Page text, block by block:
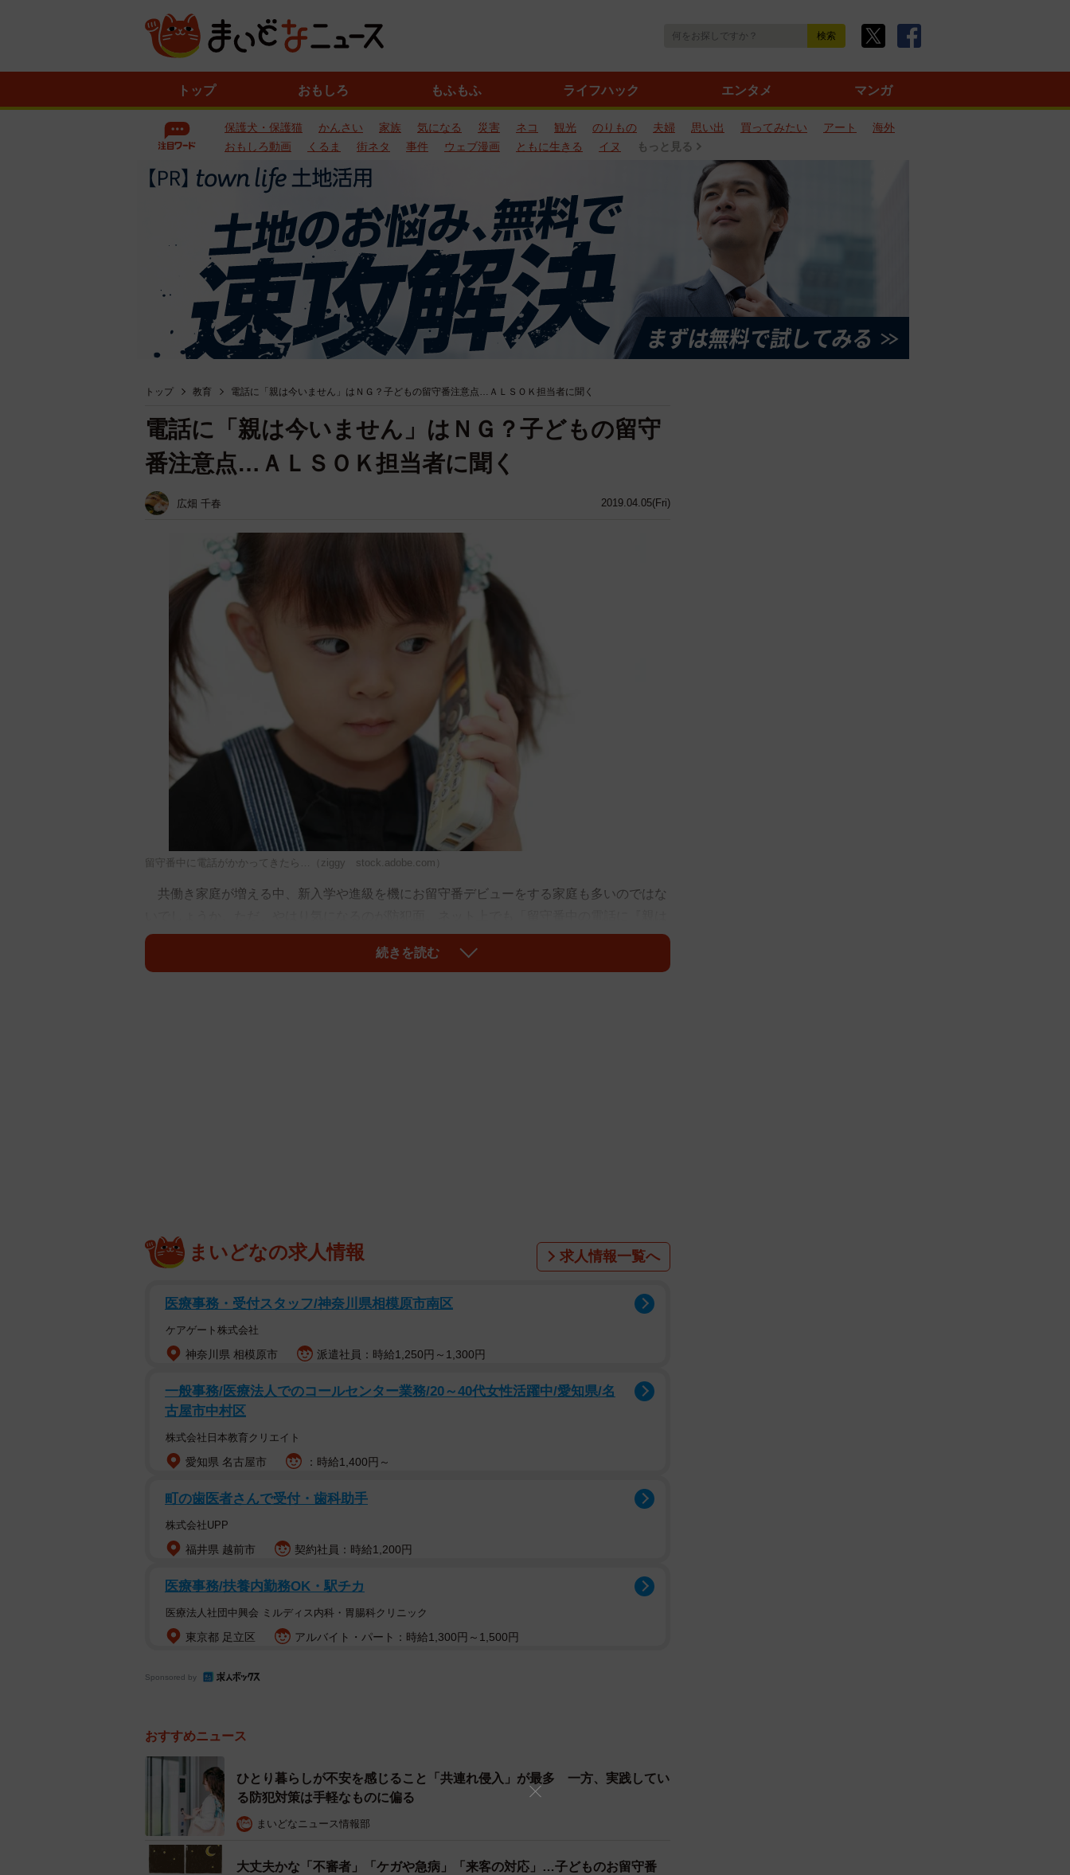
トップ おもしろ もふもふ ライフハック エンタメ マンガ
保護犬・保護猫 かんさい 家族 気になる 災害 ネコ 観光 のりもの 夫婦 思い出 買ってみたい アート
海外
おもしろ動画
くるま 街ネタ 事件 ウェブ漫画 ともに生きる イヌ もっと見る
トップ 教育 電話に「親は今いません」はＮＧ？子どもの留守番注意点…ＡＬＳＯＫ担当者に聞く
2019.04.05(Fri)
電話に「親は今いません」はＮＧ？子どもの留守
番注意点…ＡＬＳＯＫ担当者に聞く
広畑 千春
留守番中に電話がかかってきたら…（ziggy stock.adobe.com）
共働き家庭が増える中、新入学や進級を機にお留守番デビューをする家庭も多いのではな
いません』と応じるのは危険」など留守番時の対応が話題になっています。どんな心構えが
必要なのか、各地で「子ども安全教室」を開く綜合警備保障（ＡＬＳＯＫ＝アルソック）の
在が伝わってしまうので、電話には出ないのが原則です。留守番電話機能があれば設定して
おきます。留守を狙う犯罪もありますが、帰宅後すぐ鍵を閉めたり、窓ガラスを割れにくい
（続けて）
「高学年になれば受け答えもはっきりできるようになるので、『親は忙しく手が離せない』
『あとで連絡するので連絡先を教えてください』など不在を悟られないようにしつつ、個人
情報などを伝えないようにするのが重要です。最近、いわゆる『アポ電』やオレオレ詐欺の
ような特殊詐欺も手口が巧妙化していますので、知らない人の電話には深く関わらず、すぐ
に切るようにしてください」
－インターホンが鳴った場合は？
続きを読む
まいどなの求人情報 求人情報一覧へ
医療事務・受付スタッフ/神奈川県相模原市南区
ケアゲート株式会社
神奈川県 相模原市 派遣社員：時給1,250円～1,300円
一般事務/医療法人でのコールセンター業務/20～40代女性活躍中/愛知県/名
古屋市中村区
株式会社日本教育クリエイト
愛知県 名古屋市 ：時給1,400円～
町の歯医者さんで受付・歯科助手
株式会社UPP
福井県 越前市 契約社員：時給1,200円
医療事務/扶養内勤務OK・駅チカ
医療法人社団中興会 ミルディス内科・胃腸科クリニック
東京都 足立区 アルバイト・パート：時給1,300円～1,500円
Sponsored by
おすすめニュース
ひとり暮らしが不安を感じること「共連れ侵入」が最多 一方、実践してい
る防犯対策は手軽なものに偏る
まいどなニュース情報部
大丈夫かな「不審者」「ケガや急病」「来客の対応」…子どものお留守番